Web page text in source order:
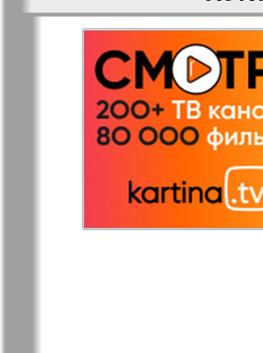
Остров там и тут
Переселенец
Районка-Nord-Ost-